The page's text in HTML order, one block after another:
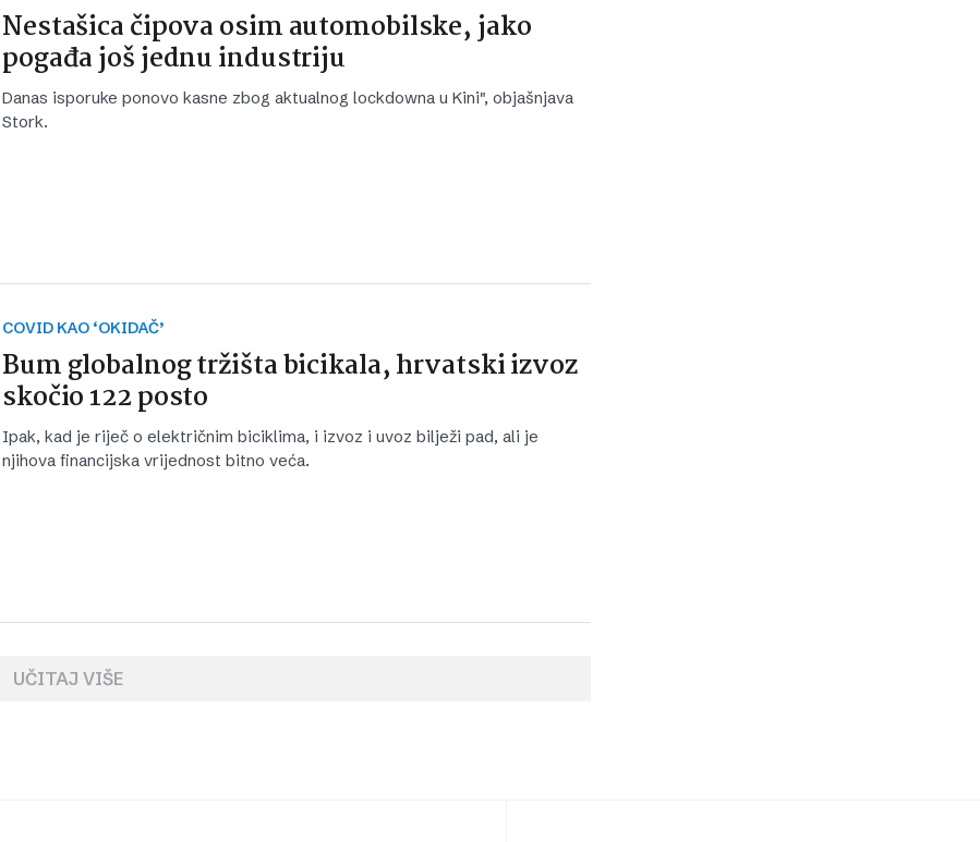
Nestašica čipova osim automobilske, jako
pogađa još jednu industriju
Danas isporuke ponovo kasne zbog aktualnog lockdowna u Kini", objašnjava
Stork.
COVID KAO ‘OKIDAČ’
Bum globalnog tržišta bicikala, hrvatski izvoz
skočio 122 posto
Ipak, kad je riječ o električnim biciklima, i izvoz i uvoz bilježi pad, ali je
njihova financijska vrijednost bitno veća.
UČITAJ VIŠE